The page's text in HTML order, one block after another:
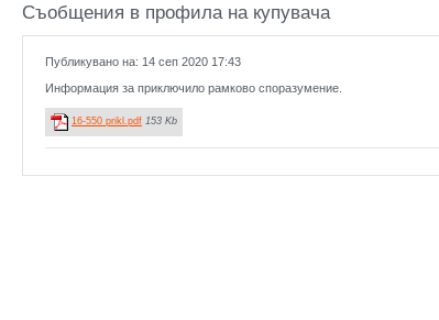
Съобщения в профила на купувача
Публикувано на: 14 сеп 2020 17:43
Информация за приключило рамково споразумение.
16-550 prikl.pdf 153 Kb